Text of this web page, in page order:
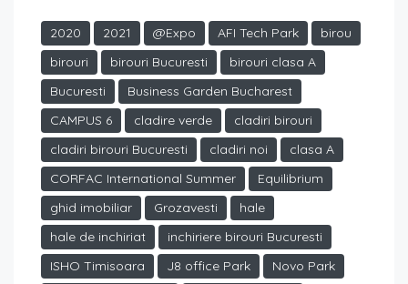
2020 2021 @Expo AFI Tech Park
birou
birouri
birouri Bucuresti
birouri clasa A
Bucuresti
Business Garden Bucharest
CAMPUS 6
cladire verde
cladiri birouri
cladiri birouri Bucuresti
cladiri noi
clasa A
CORFAC International Summer
Equilibrium
ghid imobiliar
Grozavesti
hale
hale de inchiriat
inchiriere birouri Bucuresti
ISHO Timisoara
J8 office Park
Novo Park